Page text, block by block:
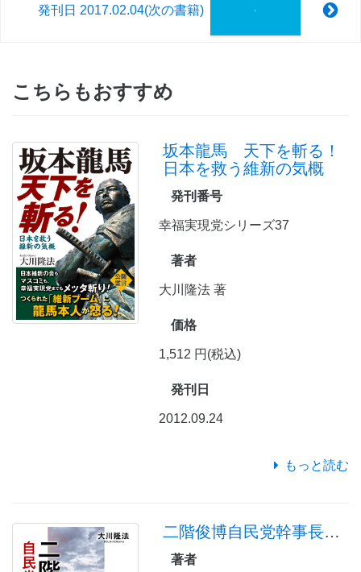
発刊日 2017.02.04(次の書籍)
こちらもおすすめ
坂本龍馬 天下を斬る！
日本を救う維新の気概
発刊番号
幸福実現党シリーズ37
著者
大川隆法 著
価格
1,512 円(税込)
発刊日
2012.09.24
もっと読む
二階俊博自民党幹事長の守護霊霊言
著者